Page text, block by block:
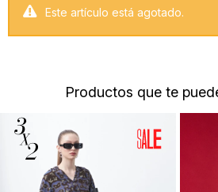
tanto en un outfit urbano como en
Este artículo está agotado.
Productos que te